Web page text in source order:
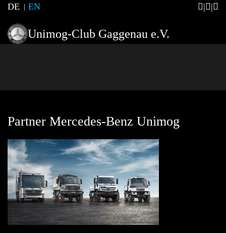
DE EN
Unimog-Club Gaggenau e.V.
Partner Mercedes-Benz Unimog